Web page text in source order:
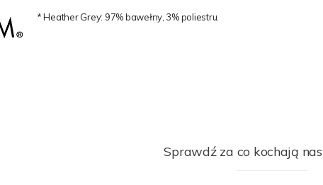
* Heather Grey: 97% bawełny, 3% poliestru.
Sprawdź za co kochają